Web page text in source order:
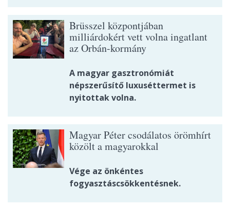
Brüsszel központjában
milliárdokért vett volna ingatlant
az Orbán-kormány
A magyar gasztronómiát
népszerűsítő luxuséttermet is
nyitottak volna.
Magyar Péter csodálatos örömhírt
közölt a magyarokkal
Vége az önkéntes
fogyasztáscsökkentésnek.